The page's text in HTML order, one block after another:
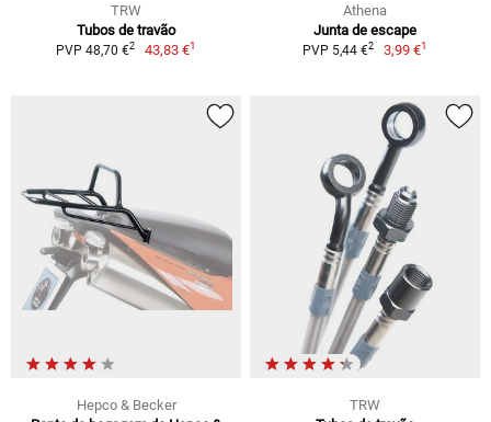
TRW
Tubos de travão
PVP 48,70 €2 43,83 €1
Athena
Junta de escape
PVP 5,44 €2 3,99 €1
Hepco & Becker
TRW